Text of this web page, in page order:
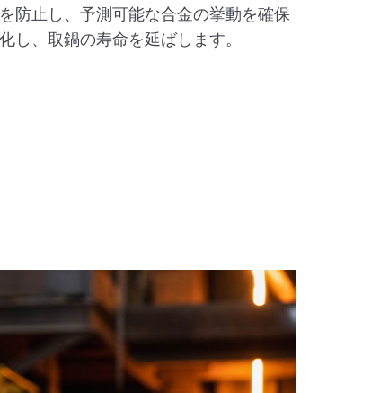
防止し、予測可能な合金の挙動を確保
し、取鍋の寿命を延ばします。